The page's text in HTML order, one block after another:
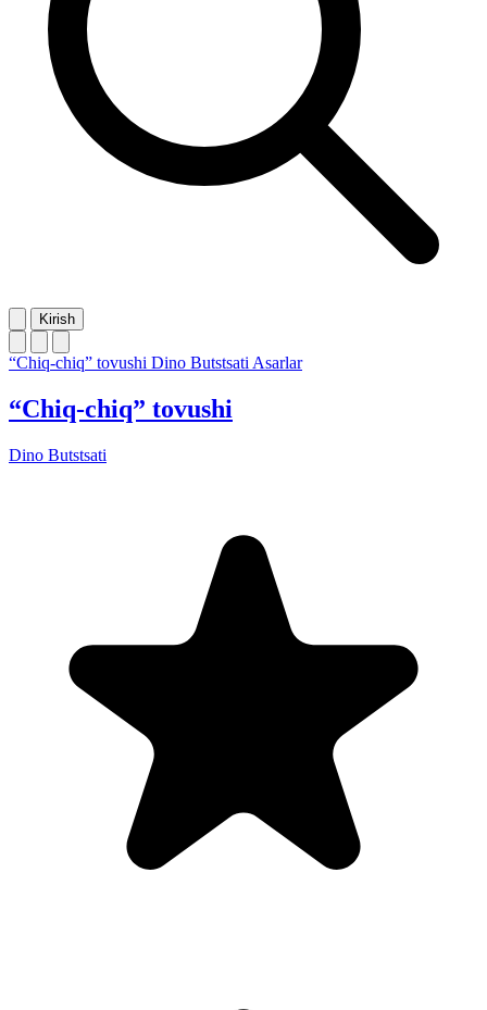
Kirish
“Chiq-chiq” tovushi Dino ButstsatiAsarlar
“Chiq-chiq” tovushi
Dino Butstsati